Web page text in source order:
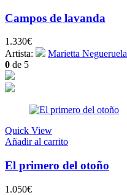
Campos de lavanda
1.330€
Artista:
Marietta Negueruela
0 de 5
Quick View
Añadir al carrito
El primero del otoño
1.050€